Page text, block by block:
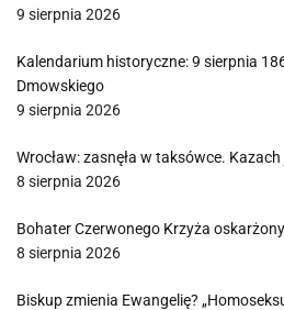
9 sierpnia 2026
Kalendarium historyczne: 9 sierpnia
Dmowskiego
9 sierpnia 2026
Wrocław: zasnęła w taksówce. Kazach
8 sierpnia 2026
Bohater Czerwonego Krzyża
8 sierpnia 2026
Biskup zmienia Ewangelię?